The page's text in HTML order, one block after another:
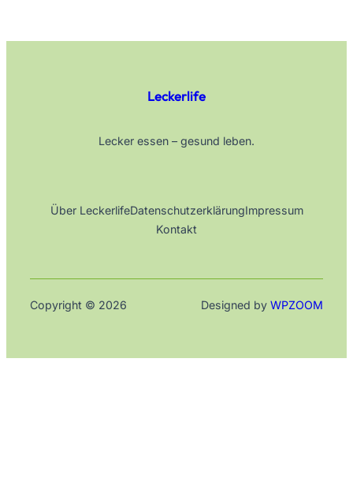
Leckerlife
Lecker essen – gesund leben.
Über LeckerlifeDatenschutzerklärungImpressum
Kontakt
Copyright © 2026 Designed by WPZOOM